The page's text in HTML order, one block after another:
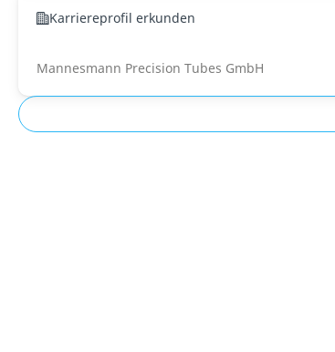
Karriereprofil erkunden
Mannesmann Precision Tubes GmbH